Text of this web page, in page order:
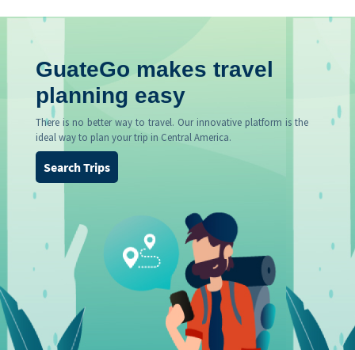
GuateGo makes travel
planning easy
There is no better way to travel. Our innovative platform is the
ideal way to plan your trip in Central America.
Search Trips